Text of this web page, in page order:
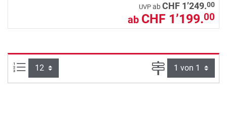
UVP abCHF 1’249.00
ab CHF 1’199.00
Artikel pro Seite: Seite